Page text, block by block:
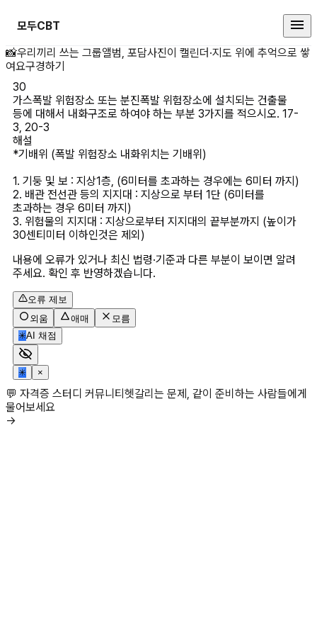
모두CBT
가스폭발 위험장소 또는 분진폭발
📸우리끼리 쓰는 그룹앨범, 포담사진이 캘린더·지도 위에 추억으로 쌓
여요구경하기
30
가스폭발 위험장소 또는 분진폭발 위험장소에 설치되는 건출물
등에 대해서 내화구조로 하여야 하는 부분 3가지를 적으시오. 17-
3, 20-3
해설
*기배위 (폭발 위험장소 내화위치는 기배위)
1. 기둥 및 보 : 지상1층, (6미터를 초과하는 경우에는 6미터 까지)
2. 배관 전선관 등의 지지대 : 지상으로 부터 1단 (6미터를
초과하는 경우 6미터 까지)
3. 위험물의 지지대 : 지상으로부터 지지대의 끝부분까지 (높이가
내용에 오류가 있거나 최신 법령·기준과 다른 부분이 보이면 알려
주세요. 확인 후 반영하겠습니다.
오류 제보
외움
애매
모름
✳AI 채점
✳ ×
💬 자격증 스터디 커뮤니티헷갈리는 문제, 같이 준비하는 사람들에게
물어보세요
→